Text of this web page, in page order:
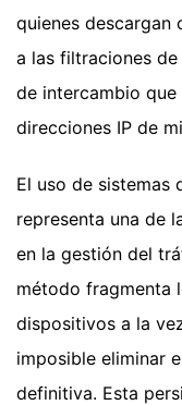
quienes descargan
a las filtraciones
de intercambio
direcciones IP de
El uso de sistemas
representa una de
en la gestión del
método fragmenta
dispositivos a la
imposible eliminar
definitiva. Esta